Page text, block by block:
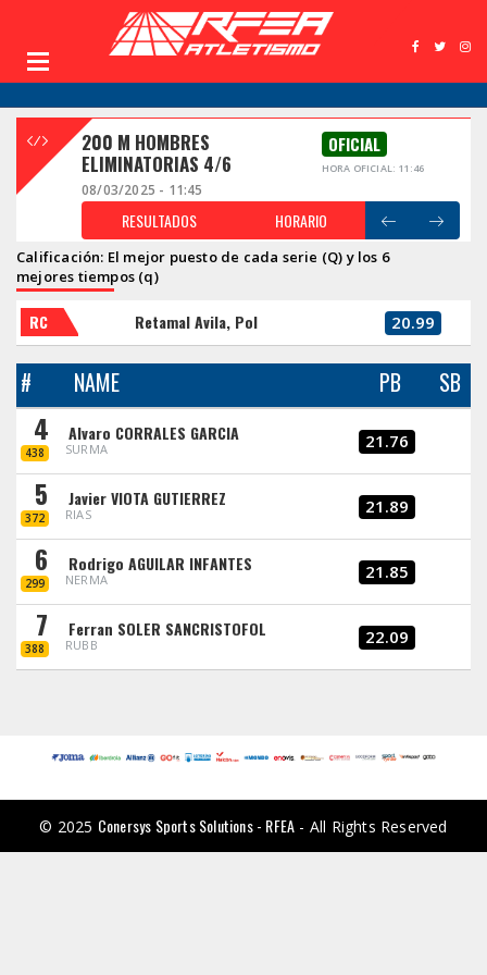
200 M HOMBRES
ELIMINATORIAS 4/6
OFICIAL
HORA OFICIAL: 11:46
08/03/2025 - 11:45
RESULTADOS HORARIO
Calificación: El mejor puesto de cada serie (Q) y los 6
mejores tiempos (q)
RC Retamal Avila, Pol 20.99
# NAME PB SB
4
438
Alvaro CORRALES GARCIA
SURMA 21.76
5
372
Javier VIOTA GUTIERREZ
RIAS 21.89
6
299
Rodrigo AGUILAR INFANTES
NERMA 21.85
7
388
Ferran SOLER SANCRISTOFOL
RUBB 22.09
© 2025 Conersys Sports Solutions - RFEA - All Rights Reserved